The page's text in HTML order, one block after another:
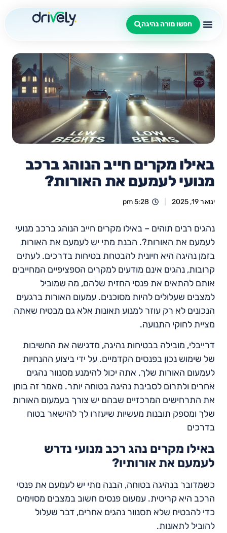
חפשו מורה נהיגה
באילו מקרים חייב הנוהג ברכב
מנועי לעמעם את האורות?
ינואר 19, 2025 5:28 pm
נהגים רבים תוהים – באילו מקרים חייב הנוהג ברכב מנועי
לעמעם את האורות?. הבנת מתי יש לעמעם את האורות
בזמן נהיגה היא חיונית להבטחת בטיחות בדרכים. לעתים
קרובות, נהגים אינם מודעים למקרים הספציפיים המחייבים
אותם להתאים את פנסי החזית שלהם, מה שמוביל
למצבים שעלולים להיות מסוכנים. עמעום האורות ברגעים
הנכונים לא רק עוזר למנוע תאונות אלא גם מבטיח שאתה
מציית לחוקי התנועה.
דרייבלי, מובילה בבטיחות נהיגה, מדגישה את החשיבות
של שימוש נכון בפנסים הקדמיים. על ידי ביצוע ההנחיות
לעמעום האורות שלך, אתה יכול להימנע מסנוור נהגים
אחרים ולתרום לסביבת נהיגה בטוחה יותר. מאמר זה בוחן
את התרחישים המרכזיים שבהם יש צורך בעמעום האורות
שלך ומספק תובנות מעשיות שיעזרו לך להישאר בטוח
בדרכים
באילו מקרים נהג רכב מנועי נדרש
לעמעם את אורותיו?
כשמדובר בנהיגה בטוחה, הבנה מתי יש לעמעם את פנסי
הרכב היא קריטית. עמעום פנסים חשוב במצבים מסוימים
כדי להבטיח שלא תסנוור נהגים אחרים, דבר שעלול
להוביל לתאונות.